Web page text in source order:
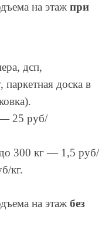
на этаж при
дсп,
паркетная доска в
— 25 руб/
300 кг — 1,5 руб/
кг.
на этаж без